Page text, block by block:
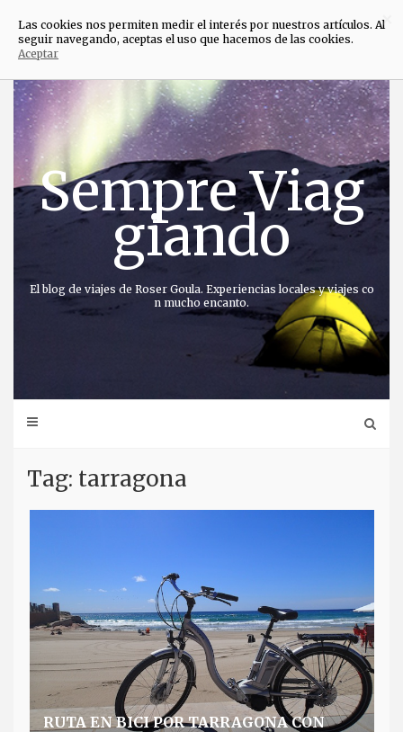
Saltar
contenido
Sempre Viag
giando
El blog de viajes de Roser Goula. Experiencias locales y viajes co
n mucho encanto.
Tag: tarragona
RUTA EN BICI POR TARRAGONA CON
×
Las cookies nos permiten medir el interés por nuestros artículos. Al
seguir navegando, aceptas el uso que hacemos de las cookies.
Aceptar